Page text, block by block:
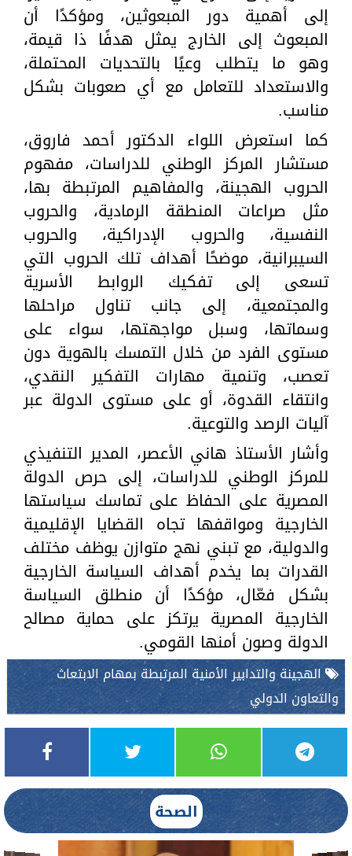
إلى أهمية دور المبعوثين، ومؤكدًا أن
المبعوث إلى الخارج يمثل هدفًا ذا قيمة،
وهو ما يتطلب وعيًا بالتحديات المحتملة،
والاستعداد للتعامل مع أي صعوبات بشكل
مناسب.
كما استعرض اللواء الدكتور أحمد فاروق،
مستشار المركز الوطني للدراسات، مفهوم
الحروب الهجينة، والمفاهيم المرتبطة بها،
مثل صراعات المنطقة الرمادية، والحروب
النفسية، والحروب الإدراكية، والحروب
السيبرانية، موضحًا أهداف تلك الحروب التي
تسعى إلى تفكيك الروابط الأسرية
والمجتمعية، إلى جانب تناول مراحلها
وسماتها، وسبل مواجهتها، سواء على
مستوى الفرد من خلال التمسك بالهوية دون
تعصب، وتنمية مهارات التفكير النقدي،
وانتقاء القدوة، أو على مستوى الدولة عبر
آليات الرصد والتوعية.
وأشار الأستاذ هاني الأعصر، المدير التنفيذي
للمركز الوطني للدراسات، إلى حرص الدولة
المصرية على الحفاظ على تماسك سياستها
الخارجية ومواقفها تجاه القضايا الإقليمية
والدولية، مع تبني نهج متوازن يوظف مختلف
القدرات بما يخدم أهداف السياسة الخارجية
بشكل فعّال، مؤكدًا أن منطلق السياسة
الخارجية المصرية يرتكز على حماية مصالح
الدولة وصون أمنها القومي.
الهجينة والتدابير الأمنية المرتبطة بمهام الابتعاث
والتعاون الدولي
الصحة